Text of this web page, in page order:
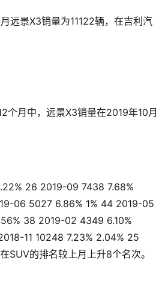
月中，远景X3销量在2019年10月
26 2019-09 7438 7.68%
06 5027 6.86% 1% 44 2019-05
38 2019-02 4349 6.10%
11 10248 7.23% 2.04% 25
的排名较上月上升8个名次。